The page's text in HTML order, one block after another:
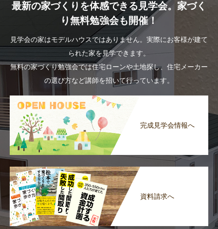
最新の家づくりを体感できる見学会。家づく
り無料勉強会も開催！
見学会の家はモデルハウスではありません。実際にお客様が建て
られた家を見学できます。
無料の家づくり勉強会では住宅ローンや土地探し、住宅メーカー
の選び方など講師を招いて行っています。
完成見学会情報へ
資料請求へ